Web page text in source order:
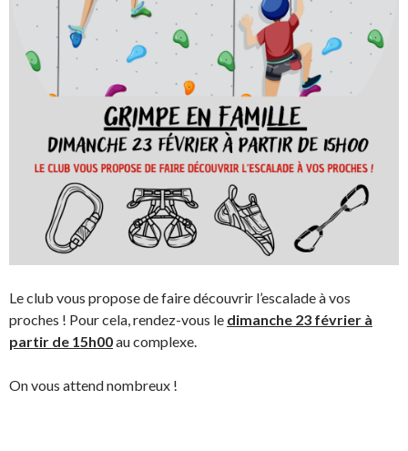
Le club vous propose de faire découvrir l’escalade à vos
proches ! Pour cela, rendez-vous le dimanche 23 février à
partir de 15h00au complexe.
On vous attend nombreux !